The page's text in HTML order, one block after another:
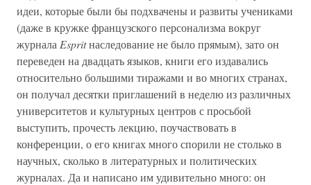
идеи, которые были бы подхвачены и развиты учениками
(даже в кружке французского персонализма вокруг
журнала Espritнаследование не было прямым), зато он
переведен на двадцать языков, книги его издавались
относительно большими тиражами и во многих странах,
он получал десятки приглашений в неделю из различных
университетов и культурных центров с просьбой
выступить, прочесть лекцию, поучаствовать в
конференции, о его книгах много спорили не столько в
научных, сколько в литературных и политических
журналах. Да и написано им удивительно много: он